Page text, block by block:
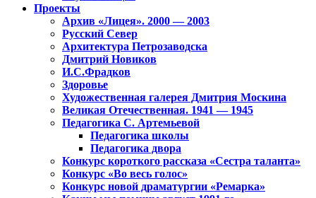
Проекты
Архив «Лицея». 2000 — 2003
Русский Север
Архитектура Петрозаводска
Дмитрий Новиков
И.С.Фрадков
Здоровье
Художественная галерея Дмитрия Москина
Великая Отечественная. 1941 — 1945
Педагогика С. Артемьевой
Педагогика школы
Педагогика двора
Конкурс короткого рассказа «Сестра таланта»
Конкурс «Во весь голос»
Конкурс новой драматургии «Ремарка»